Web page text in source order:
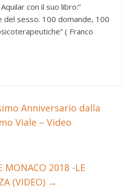
con il suo libro:”
del sesso. 100 domande, 100
( Franco
Anniversario dalla
Viale – Video
MONACO 2018 -LE
(VIDEO) →